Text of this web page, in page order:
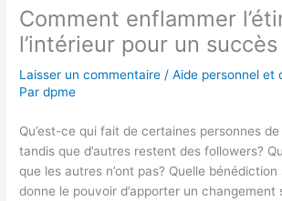
Comment enflammer
l’intérieur pour un
Laisser un commentaire /Aide personnel et
Pardpme
Qu’est-ce qui fait de certaines personnes
tandis que d’autres restent des followers?
que les autres n’ont pas? Quelle
donne le pouvoir d’apporter un changement